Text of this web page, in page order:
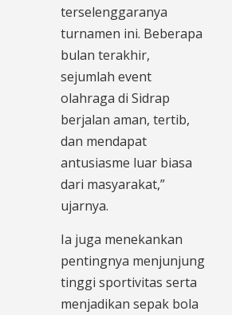
terselenggaranya
turnamen ini. Beberapa
bulan terakhir,
sejumlah event
olahraga di Sidrap
berjalan aman, tertib,
dan mendapat
antusiasme luar biasa
dari masyarakat,”
ujarnya.
Ia juga menekankan
pentingnya menjunjung
tinggi sportivitas serta
menjadikan sepak bola